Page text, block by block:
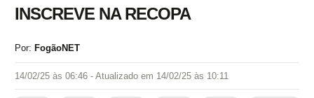
INSCREVE NA RECOPA
Por: FogãoNET
14/02/25 às 06:46 - Atualizado em 14/02/25 às 10:11